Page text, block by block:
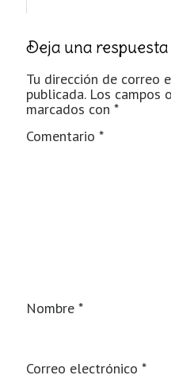
Deja una respuesta
Tu dirección de correo
publicada. Los campos
marcados con *
Comentario *
Nombre *
Correo electrónico *